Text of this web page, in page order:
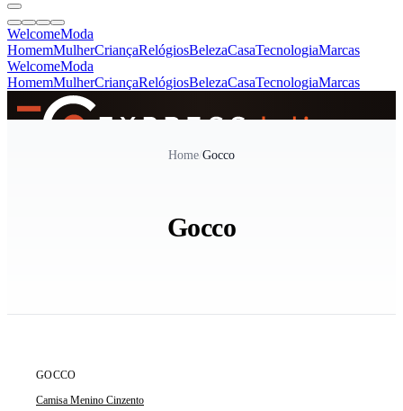
WelcomeModa
HomemMulherCriançaRelógiosBelezaCasaTecnologiaMarcas
WelcomeModa
HomemMulherCriançaRelógiosBelezaCasaTecnologiaMarcas
Home/Gocco
Gocco
GOCCO
Camisa Menino Cinzento